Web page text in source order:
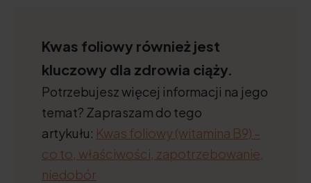
Kwas foliowy również jest
kluczowy dla zdrowia ciąży.
Potrzebujesz więcej informacji na jego
temat? Zapraszam do tego
artykułu: Kwas foliowy (witamina B9) –
co to, właściwości, zapotrzebowanie,
niedobór